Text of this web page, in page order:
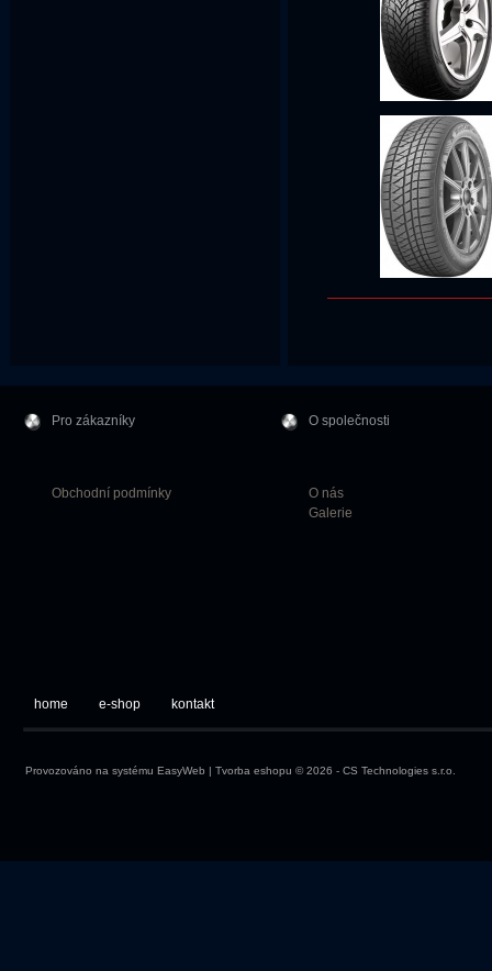
Pro zákazníky
Obchodní podmínky
O společnosti
O nás
Galerie
home e-shop kontakt
Provozováno na systému EasyWeb | Tvorba eshopu © 2026 - CS Technologies s.r.o.